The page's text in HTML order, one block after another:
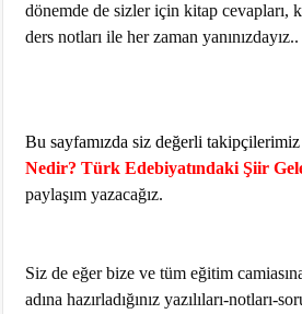
dönemde de sizler için kitap cevapları,
ders notları ile her zaman yanınızdayız..
Bu sayfamızda siz değerli
Nedir? Türk Edebiyatındaki Şiir
paylaşım yazacağız.
Siz de eğer bize ve tüm eğitim
adına hazırladığınız yazılıları-notları-